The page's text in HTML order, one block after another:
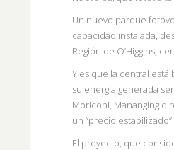
Un nuevo parque
capacidad instalada,
Región de O’Higgins,
Y es que la central
su energía generada
Moriconi, Mananging
un “precio
El proyecto, que